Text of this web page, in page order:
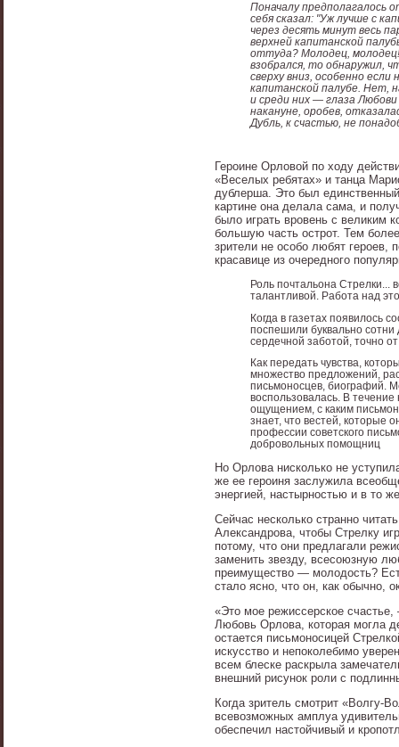
Поначалу предполагалось
себя сказал: "Уж лучше с
через десять минут весь
верхней капитанской
оттуда? Молодец,
взобрался, то обнаружил,
сверху вниз, особенно
капитанской палубе. Нет,
и среди них — глаза
накануне, оробев,
Дубль, к счастью, не
Героине Орловой по ходу
«Веселых ребятах» и танца
дублерша. Это был
картине она делала сама, и
было играть вровень с великим
большую часть острот. Тем
зрители не особо любят героев,
красавице из очередного
Роль почтальона Стрелки...
талантливой. Работа над
Когда в газетах появилось
поспешили буквально
сердечной заботой, точно
Как передать чувства,
множество предложений,
письмоносцев, биографий.
воспользовалась. В
ощущением, с каким
знает, что вестей, которые
профессии советского
добровольных помощниц
Но Орлова нисколько не
же ее героиня заслужила
энергией, настырностью и в то
Сейчас несколько странно
Александрова, чтобы Стрелку
потому, что они предлагали
заменить звезду, всесоюзную
преимущество — молодость?
стало ясно, что он, как обычно,
«Это мое режиссерское
Любовь Орлова, которая могла
остается письмоносицей
искусство и непоколебимо
всем блеске раскрыла
внешний рисунок роли с
Когда зритель смотрит «Волгу-
всевозможных амплуа
обеспечил настойчивый и